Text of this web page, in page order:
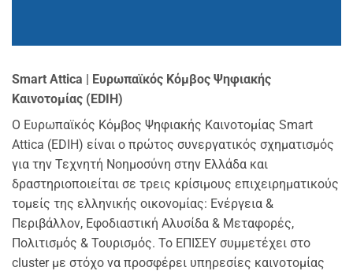
Smart Attica | Ευρωπαϊκός Κόμβος Ψηφιακής
Καινοτομίας (EDIH)
Ο Ευρωπαϊκός Κόμβος Ψηφιακής Καινοτομίας Smart
Attica (EDIH) είναι ο πρώτος συνεργατικός σχηματισμός
για την Τεχνητή Νοημοσύνη στην Ελλάδα και
δραστηριοποιείται σε τρεις κρίσιμους επιχειρηματικούς
τομείς της ελληνικής οικονομίας: Ενέργεια &
Περιβάλλον, Εφοδιαστική Αλυσίδα & Μεταφορές,
Πολιτισμός & Τουρισμός. Το ΕΠΙΣΕΥ συμμετέχει στο
cluster με στόχο να προσφέρει υπηρεσίες καινοτομίας